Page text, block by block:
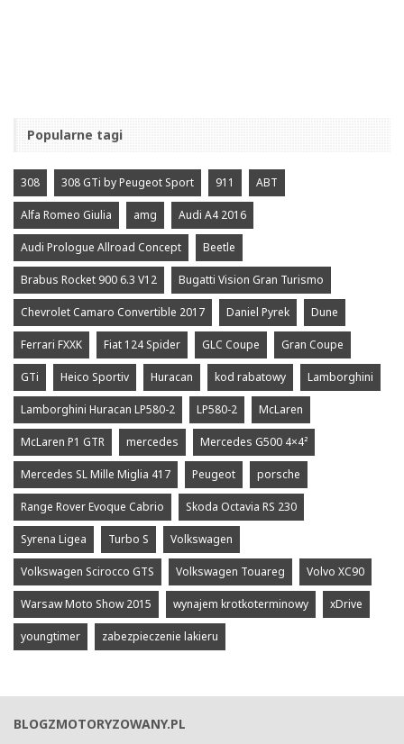
Popularne tagi
308 308 GTi by Peugeot Sport 911 ABT
Alfa Romeo Giulia amg Audi A4 2016
Audi Prologue Allroad Concept Beetle
Brabus Rocket 900 6.3 V12 Bugatti Vision Gran Turismo
Chevrolet Camaro Convertible 2017 Daniel Pyrek Dune
Ferrari FXXK Fiat 124 Spider GLC Coupe Gran Coupe
GTi Heico Sportiv Huracan kod rabatowy Lamborghini
Lamborghini Huracan LP580-2 LP580-2 McLaren
McLaren P1 GTR mercedes Mercedes G500 4×4²
Mercedes SL Mille Miglia 417 Peugeot porsche
Range Rover Evoque Cabrio Skoda Octavia RS 230
Syrena Ligea Turbo S Volkswagen
Volkswagen Scirocco GTS Volkswagen Touareg Volvo XC90
Warsaw Moto Show 2015 wynajem krotkoterminowy xDrive
youngtimer zabezpieczenie lakieru
BLOGZMOTORYZOWANY.PL